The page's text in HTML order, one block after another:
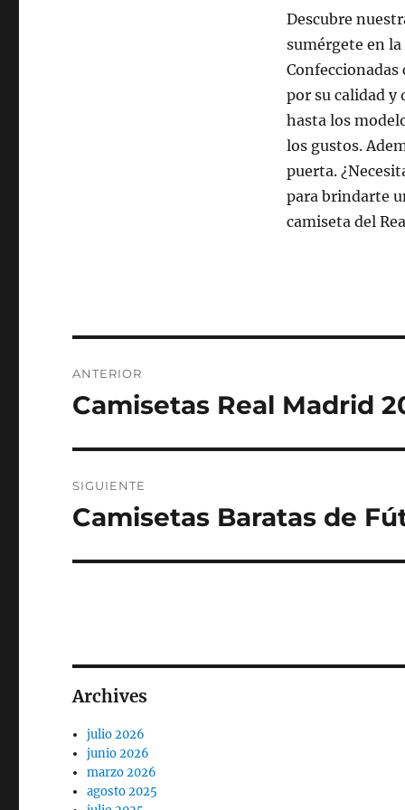
Descubre
sumérgete en
por su calidad y
hasta los
los gustos.
puerta.
para brindarte
camiseta del
de
ANTERIOR
Entrada
Camisetas Real Madrid
SIGUIENTE
Entrada
Camisetas Baratas de
Archives
julio 2026
junio 2026
marzo 2026
agosto 2025